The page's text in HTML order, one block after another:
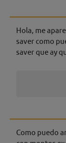
Hola, me
saver como
saver que ay
Como puedo